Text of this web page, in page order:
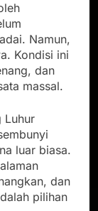
Namun,
Kondisi ini
dan
massal.
Luhur
luar biasa.
dan
pilihan